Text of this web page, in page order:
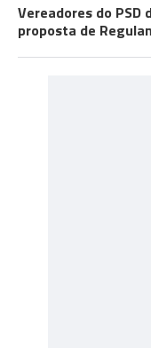
Vereadores do PSD
proposta de